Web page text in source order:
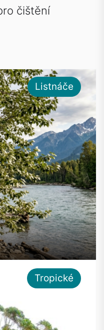
čištění
Listnáče
Tropické